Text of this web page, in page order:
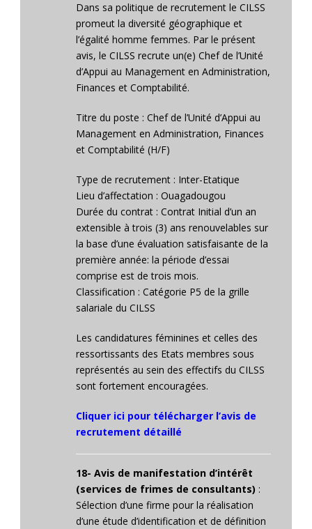
Dans sa politique de recrutement le CILSS
promeut la diversité géographique et
l’égalité homme femmes. Par le présent
avis, le CILSS recrute un(e) Chef de l’Unité
d’Appui au Management en Administration,
Finances et Comptabilité.
Titre du poste : Chef de l’Unité d’Appui au
Management en Administration, Finances
et Comptabilité (H/F)
Type de recrutement : Inter-Etatique
Lieu d’affectation : Ouagadougou
Durée du contrat : Contrat Initial d’un an
extensible à trois (3) ans renouvelables sur
la base d’une évaluation satisfaisante de la
première année: la période d’essai
comprise est de trois mois.
Classification : Catégorie P5 de la grille
salariale du CILSS
Les candidatures féminines et celles des
ressortissants des Etats membres sous
représentés au sein des effectifs du CILSS
sont fortement encouragées.
Cliquer ici pour télécharger l’avis de
recrutement détaillé
18- Avis de manifestation d’intérêt
(services de frimes de consultants) :
Sélection d’une firme pour la réalisation
d’une étude d’identification et de définition